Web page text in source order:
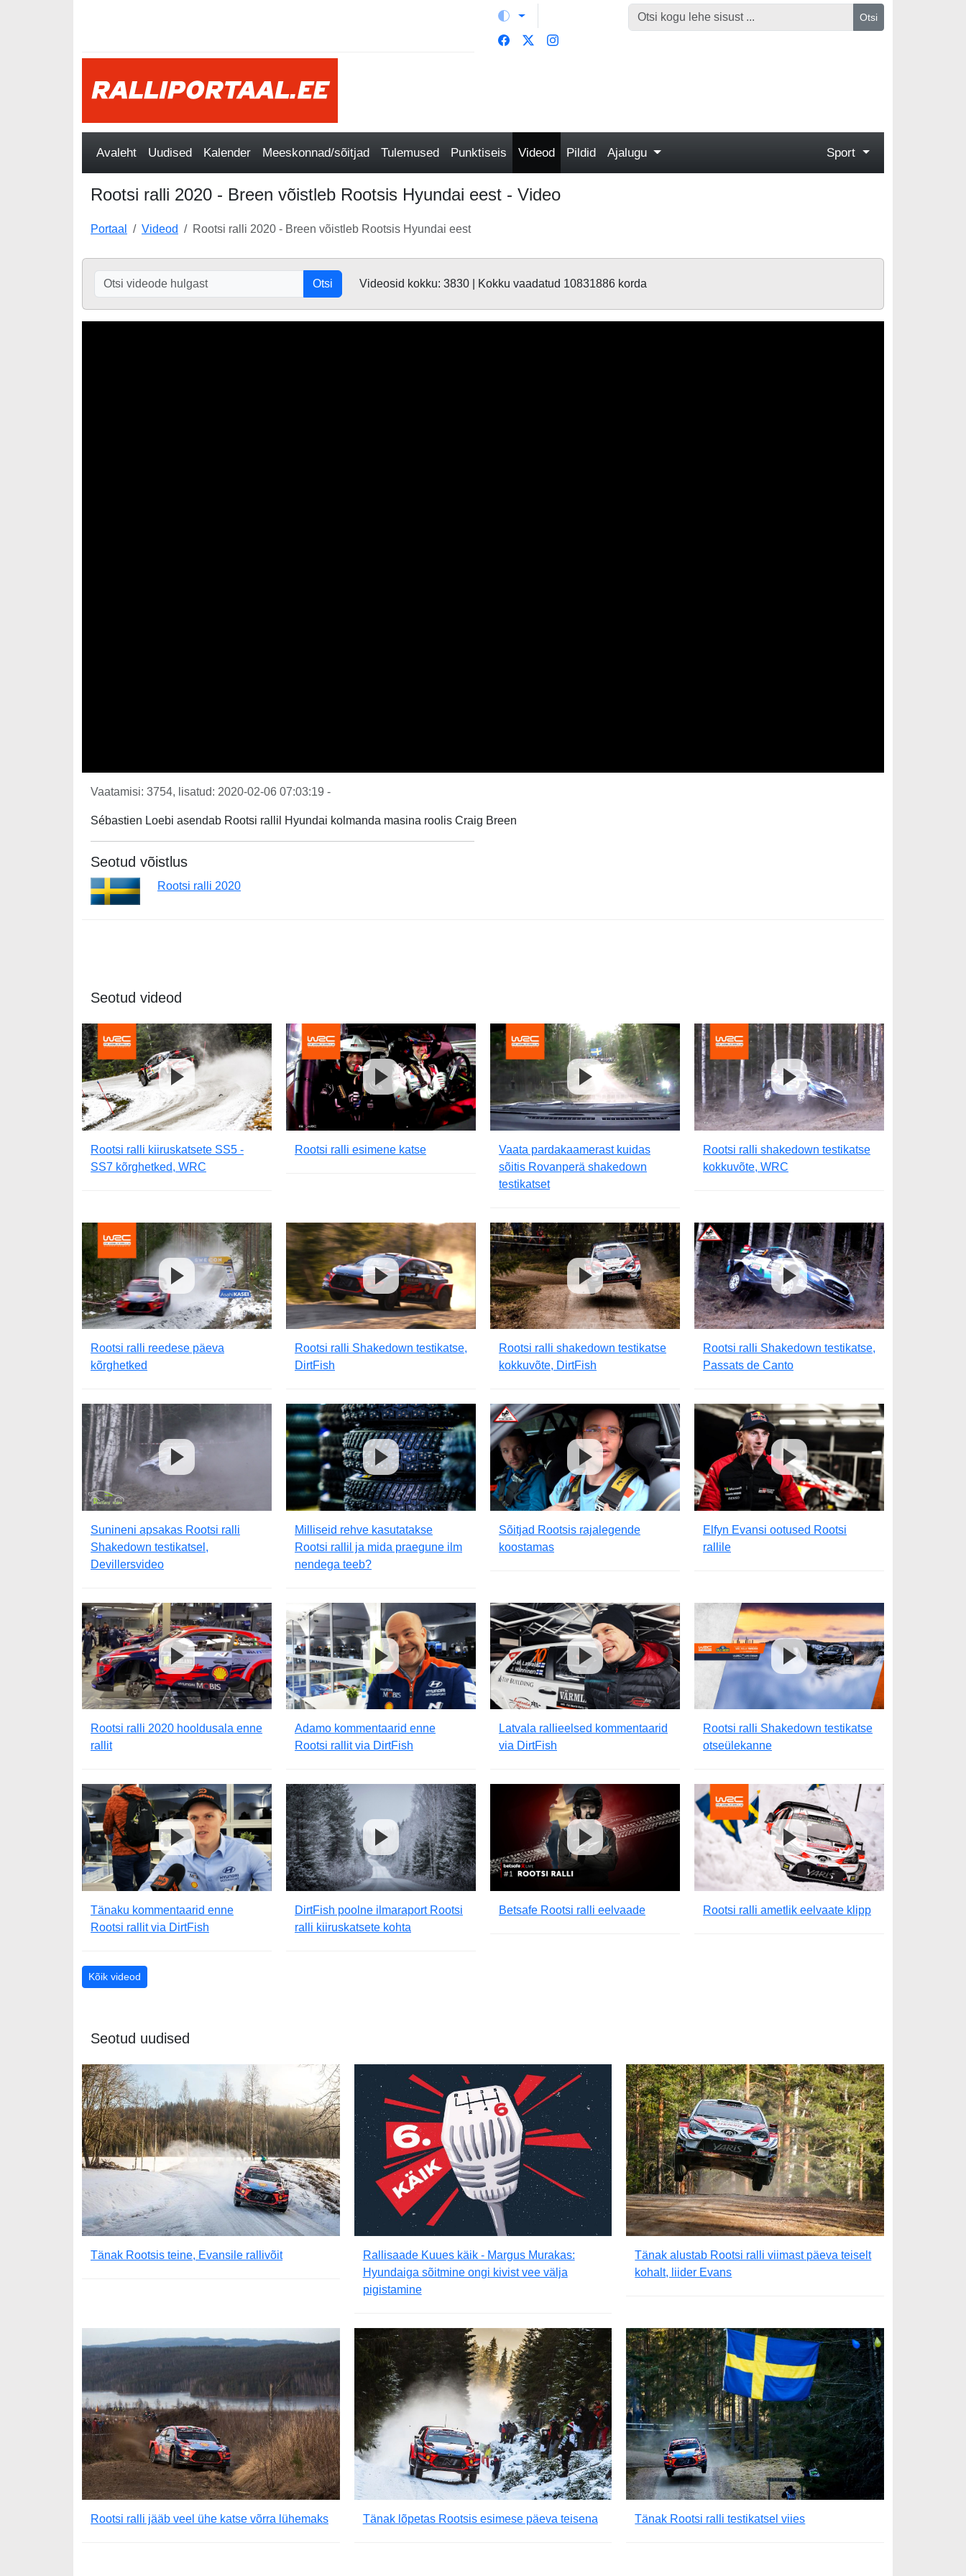
Otsi
Avaleht Uudised Kalender Meeskonnad/sõitjad Tulemused Punktiseis Videod Pildid Ajalugu Sport
Rootsi ralli 2020 - Breen võistleb Rootsis Hyundai eest - Video
Portaal Videod Rootsi ralli 2020 - Breen võistleb Rootsis Hyundai eest
Otsi Videosid kokku: 3830 | Kokku vaadatud 10831886 korda
Vaatamisi: 3754, lisatud: 2020-02-06 07:03:19 -
Sébastien Loebi asendab Rootsi rallil Hyundai kolmanda masina roolis Craig Breen
Seotud võistlus
Rootsi ralli 2020
Seotud videod
Rootsi ralli kiiruskatsete SS5 -
SS7 kõrghetked, WRC
Rootsi ralli esimene katse
Vaata pardakaamerast kuidas
sõitis Rovanperä shakedown
testikatset
Rootsi ralli shakedown testikatse
kokkuvõte, WRC
Rootsi ralli reedese päeva
kõrghetked
Rootsi ralli Shakedown testikatse,
DirtFish
Rootsi ralli shakedown testikatse
kokkuvõte, DirtFish
Rootsi ralli Shakedown testikatse,
Passats de Canto
Sunineni apsakas Rootsi ralli
Shakedown testikatsel,
Devillersvideo
Milliseid rehve kasutatakse
Rootsi rallil ja mida praegune ilm
nendega teeb?
Sõitjad Rootsis rajalegende
koostamas
Elfyn Evansi ootused Rootsi
rallile
Rootsi ralli 2020 hooldusala enne
rallit
Adamo kommentaarid enne
Rootsi rallit via DirtFish
Latvala rallieelsed kommentaarid
via DirtFish
Rootsi ralli Shakedown testikatse
otseülekanne
Tänaku kommentaarid enne
Rootsi rallit via DirtFish
DirtFish poolne ilmaraport Rootsi
ralli kiiruskatsete kohta
Betsafe Rootsi ralli eelvaade Rootsi ralli ametlik eelvaate klipp
Kõik videod
Seotud uudised
Tänak Rootsis teine, Evansile rallivõit
Rallisaade Kuues käik - Margus Murakas:
Hyundaiga sõitmine ongi kivist vee välja
pigistamine
Tänak alustab Rootsi ralli viimast päeva teiselt
kohalt, liider Evans
Rootsi ralli jääb veel ühe katse võrra lühemaks Tänak lõpetas Rootsis esimese päeva teisena Tänak Rootsi ralli testikatsel viies